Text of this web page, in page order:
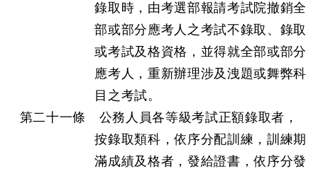
錄取時，由考選部報請考試院撤銷全
部或部分應考人之考試不錄取、錄取
或考試及格資格，並得就全部或部分
應考人，重新辦理涉及洩題或舞弊科
目之考試。
第二十一條 公務人員各等級考試正額錄取者，
按錄取類科，依序分配訓練，訓練期
滿成績及格者，發給證書，依序分發